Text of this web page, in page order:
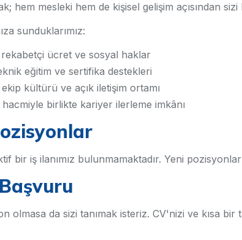
hem mesleki hem de kişisel gelişim açısından sizi
sunduklarımız:
ücret ve sosyal haklar
eğitim ve sertifika destekleri
kültürü ve açık iletişim ortamı
hacmiyle birlikte kariyer ilerleme imkânı
bir iş ilanımız bulunmamaktadır. Yeni
olmasa da sizi tanımak isteriz. CV'nizi ve kısa bir